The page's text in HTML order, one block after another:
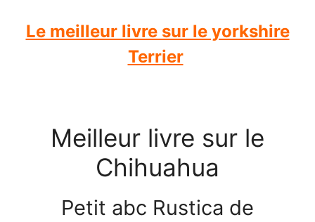
Le meilleur livre sur le yorkshire
Terrier
Meilleur livre sur le
Chihuahua
Petit abc Rustica de